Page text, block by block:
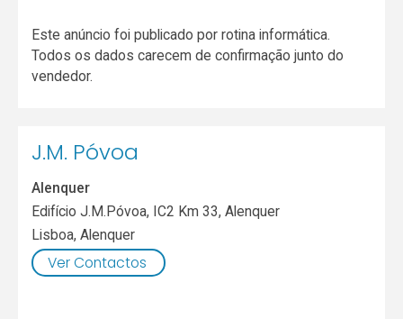
Este anúncio foi publicado por rotina informática.
Todos os dados carecem de confirmação junto do
vendedor.
J.M. Póvoa
Alenquer
Edifício J.M.Póvoa, IC2 Km 33, Alenquer
Lisboa,Alenquer
Ver Contactos